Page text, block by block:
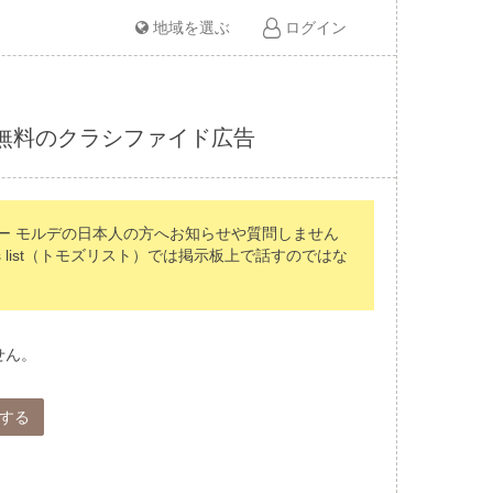
地域を選ぶ ログイン
料のクラシファイド広告
モルデの日本人の方へお知らせや質問しません
（トモズリスト）では掲示板上で話すのではな
。
る